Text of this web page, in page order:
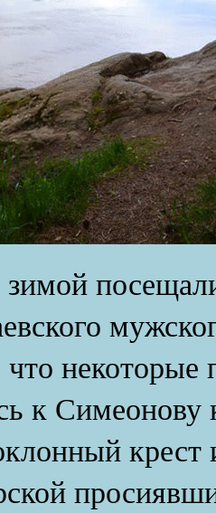
что
к Симеонову